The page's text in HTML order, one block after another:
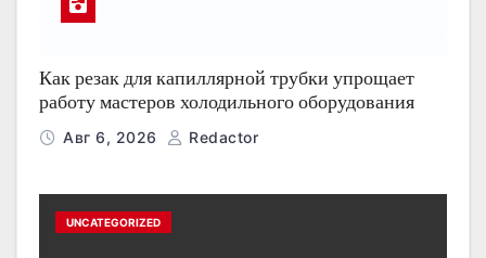
Как резак для капиллярной трубки упрощает
работу мастеров холодильного оборудования
Авг 6, 2026 Redactor
UNCATEGORIZED